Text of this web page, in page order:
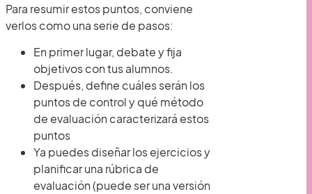
Para resumir estos puntos, conviene
verlos como una serie de pasos:
En primer lugar, debate y fija
objetivos con tus alumnos.
Después, define cuáles serán los
puntos de control y qué método
de evaluación caracterizará estos
puntos
Ya puedes diseñar los ejercicios y
planificar una rúbrica de
evaluación (puede ser una versión